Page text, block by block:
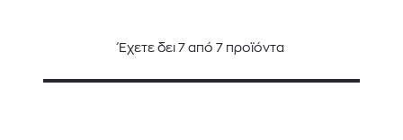
Έχετε δει 7 από 7 προϊόντα